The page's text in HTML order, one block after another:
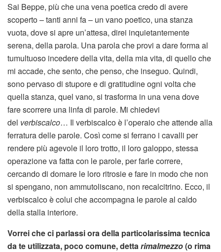
Sai Beppe, più che una vena poetica credo di avere
scoperto – tanti anni fa – un vano poetico, una stanza
vuota, dove si apre un’attesa, direi inquietantemente
serena, della parola. Una parola che provi a dare forma al
tumultuoso incedere della vita, della mia vita, di quello che
mi accade, che sento, che penso, che inseguo. Quindi,
sono pervaso di stupore e di gratitudine ogni volta che
quella stanza, quel vano, si trasforma in una vena dove
fare scorrere una linfa di parole. Mi chiedevi
del verbiscalco… Il verbiscalco è l’operaio che attende alla
ferratura delle parole. Così come si ferrano i cavalli per
rendere più agevole il loro trotto, il loro galoppo, stessa
operazione va fatta con le parole, per farle correre,
cercando di domare le loro ritrosie e fare in modo che non
si spengano, non ammutoliscano, non recalcitrino. Ecco, il
verbiscalco è colui che accompagna le parole al caldo
della stalla interiore.
Vorrei che ci parlassi ora della particolarissima tecnica
da te utilizzata, poco comune, dettarimalmezzo(o rima